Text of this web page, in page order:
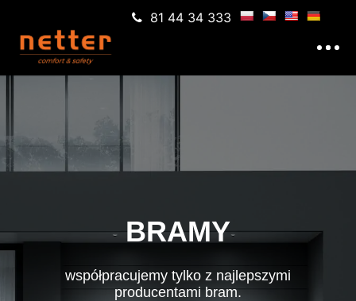
81 44 34 333
BRAMY
współpracujemy tylko z najlepszymi
producentami bram.